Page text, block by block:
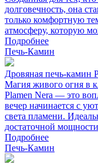
долговечность, она
только комфортную
атмосферу, которую
Подробнее
Печь-Камин
Дровяная печь-камин
Магия живого огня в
Plamen Nera — это
вечер начинается с
света пламени.
достаточной
Подробнее
Печь-Камин